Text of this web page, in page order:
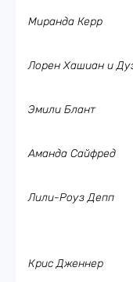
Миранда Керр
Лорен Хашиан и
Эмили Блант
Аманда Сайфред
Лили-Роуз Депп
Крис Дженнер